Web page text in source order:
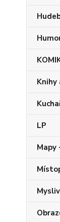
LP
Mapy